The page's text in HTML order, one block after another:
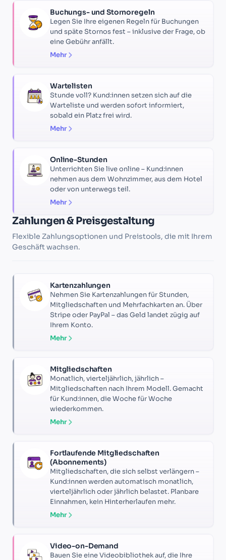
Buchungs- und Stornoregeln
Legen Sie Ihre eigenen Regeln für Buchungen
und späte Stornos fest – inklusive der Frage, ob
eine Gebühr anfällt.
Mehr
Wartelisten
Stunde voll? Kund:innen setzen sich auf die
Warteliste und werden sofort informiert,
sobald ein Platz frei wird.
Mehr
Online-Stunden
Unterrichten Sie live online – Kund:innen
nehmen aus dem Wohnzimmer, aus dem Hotel
oder von unterwegs teil.
Mehr
Zahlungen & Preisgestaltung
Flexible Zahlungsoptionen und Preistools, die mit Ihrem
Geschäft wachsen.
Kartenzahlungen
Nehmen Sie Kartenzahlungen für Stunden,
Mitgliedschaften und Mehrfachkarten an. Über
Stripe oder PayPal – das Geld landet zügig auf
Ihrem Konto.
Mehr
Mitgliedschaften
Monatlich, vierteljährlich, jährlich –
Mitgliedschaften nach Ihrem Modell. Gemacht
für Kund:innen, die Woche für Woche
wiederkommen.
Mehr
Fortlaufende Mitgliedschaften
(Abonnements)
Mitgliedschaften, die sich selbst verlängern –
Kund:innen werden automatisch monatlich,
vierteljährlich oder jährlich belastet. Planbare
Einnahmen, kein Hinterherlaufen mehr.
Mehr
Video-on-Demand
Bauen Sie eine Videobibliothek auf, die Ihre